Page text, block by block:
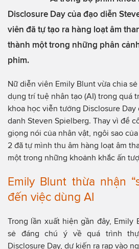
Disclosure Day của đạo diễn
viên đã tự tạo ra hàng loạt âm
thành một trong những phân
phim.
Nữ diễn viên Emily Blunt vừa chia
dụng trí tuệ nhân tạo (AI) trong quá
khoa học viễn tưởng Disclosure Day
danh Steven Spielberg. Thay vì để
giọng nói của nhân vật, ngôi sao
2 đã tự mình thu âm hàng loạt âm
một trong những khoảnh khắc ấn
Emily Blunt thừa nhận
đến việc dùng AI
Trong lần xuất hiện gần đây, Emily
sẻ đáng chú ý về quá trình
Disclosure Day, dự kiến ra rạp vào